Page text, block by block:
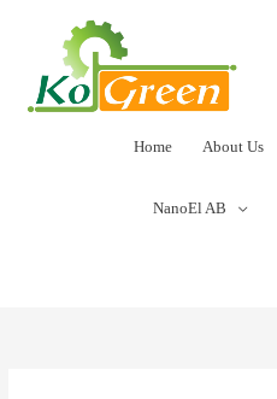
Home About Us
NanoEl AB